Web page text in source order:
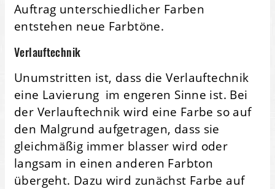
Auftrag unterschiedlicher Farben
entstehen neue Farbtöne.
Verlauftechnik
Unumstritten ist, dass die Verlauftechnik
eine Lavierung im engeren Sinne ist. Bei
der Verlauftechnik wird eine Farbe so auf
den Malgrund aufgetragen, dass sie
gleichmäßig immer blasser wird oder
langsam in einen anderen Farbton
übergeht. Dazu wird zunächst Farbe auf